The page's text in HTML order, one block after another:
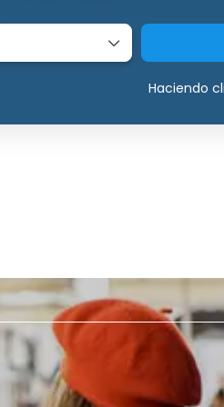
Haciendo